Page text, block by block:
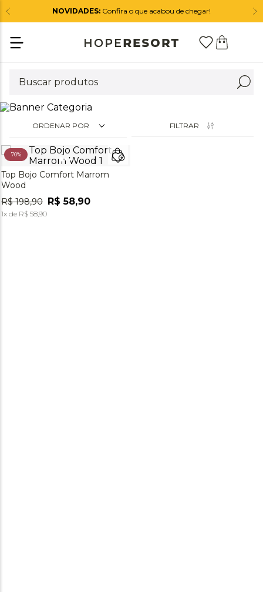
NOVIDADES: Confira o que acabou de chegar!
ORDENAR POR FILTRAR
70%
Top Bojo Comfort Marrom
Wood
R$ 198,90 R$ 58,90
1x de R$ 58,90